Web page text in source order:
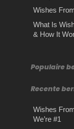
goud!
Hoe
Wishes
What Is
& How It
Populaire
Recente
Wishes
We’re #1